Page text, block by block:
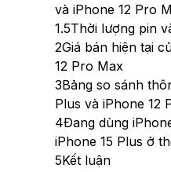
và iPhone 12 Pro
1.5Thời lượng pin
2Giá bán hiện tại
12 Pro Max
3Bảng so sánh
Plus và iPhone 12
4Đang dùng
iPhone 15 Plus ở
5Kết luận